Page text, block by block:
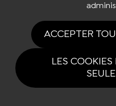
ACCEPTER
LES COOKIES
Tous drois réservés Trail-
Politique de confidentialité|Gestion